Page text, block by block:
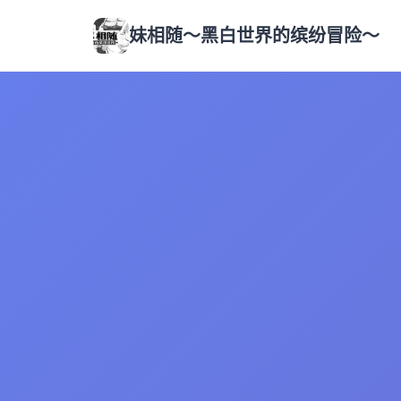
妹相随～黑白世界的缤纷冒险～